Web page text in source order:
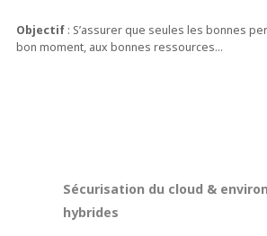
Objectif: S’assurer que seules les bonnes
bon moment, aux bonnes ressources…
Sécurisation du cloud &
hybrides